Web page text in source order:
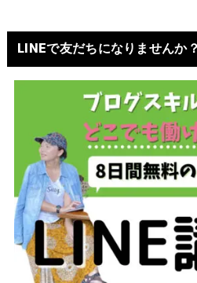
LINEで友だちになりませんか？